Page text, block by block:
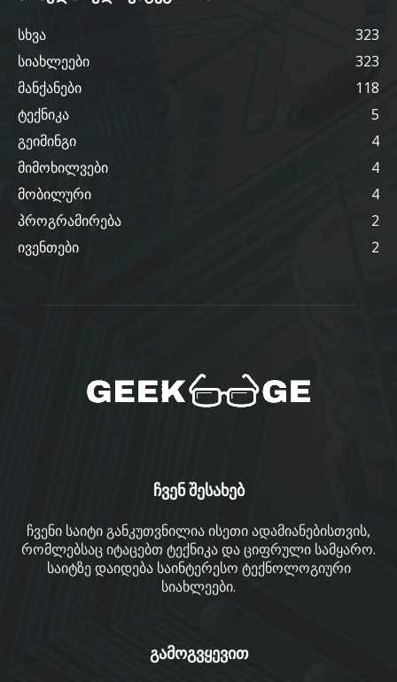
სხვა
323
სიახლეები
323
მანქანები
118
ტექნიკა
5
გეიმინგი
4
მიმოხილვები
4
მობილური
4
პროგრამირება
2
ივენთები
2
ჩვენ შესახებ
ჩვენი საიტი განკუთვნილია ისეთი ადამიანებისთვის,
რომლებსაც იტაცებთ ტექნიკა და ციფრული სამყარო.
საიტზე დაიდება საინტერესო ტექნოლოგიური
სიახლეები.
გამოგვყევით